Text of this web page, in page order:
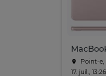
Point-e,
17. juil., 13:26